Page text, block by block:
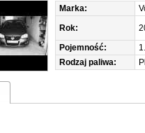
Marka:
Rok:
Pojemność:
Rodzaj paliwa: